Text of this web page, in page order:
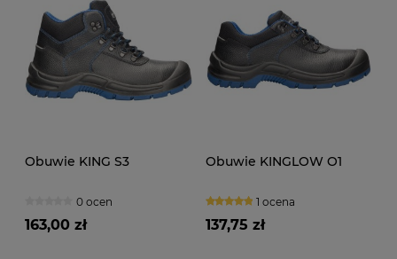
Obuwie KING S3
0 ocen
163,00 zł
Obuwie KINGLOW O1
1 ocena
137,75 zł